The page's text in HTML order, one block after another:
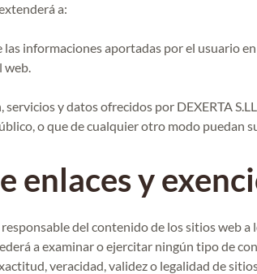
a:
informaciones aportadas por el usuario
web.
servicios y datos ofrecidos por DEXERTA
o que de cualquier otro modo puedan
enlaces y
responsable del contenido de los sitios web
a examinar o ejercitar ningún tipo de
veracidad, validez o legalidad de